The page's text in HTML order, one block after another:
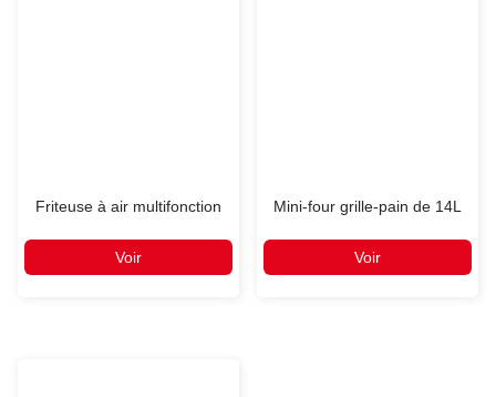
Friteuse à air multifonction
Voir
Mini-four grille-pain de 14L
Voir